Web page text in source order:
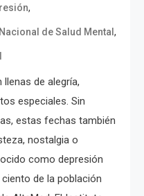
,
de Salud Mental ,
de alegría,
especiales. Sin
estas fechas también
nostalgia o
como depresión
de la población